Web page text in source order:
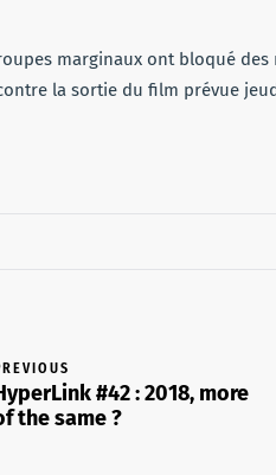
marginaux ont bloqué
la sortie du film prévue
#42 : 2018, more
the same ?